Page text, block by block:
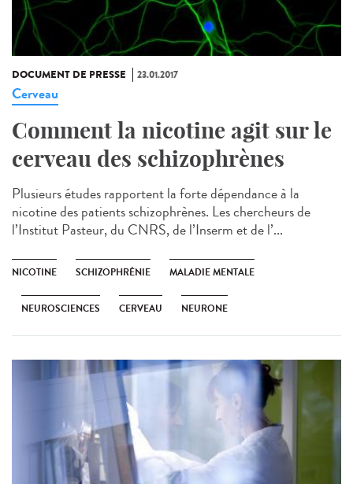
DOCUMENT DE PRESSE 23.01.2017
Cerveau
Comment la nicotine agit sur le
cerveau des schizophrènes
Plusieurs études rapportent la forte dépendance à la
nicotine des patients schizophrènes. Les chercheurs de
l’Institut Pasteur, du CNRS, de l’Inserm et de l’...
NICOTINE SCHIZOPHRÉNIE MALADIE MENTALE
NEUROSCIENCES CERVEAU NEURONE